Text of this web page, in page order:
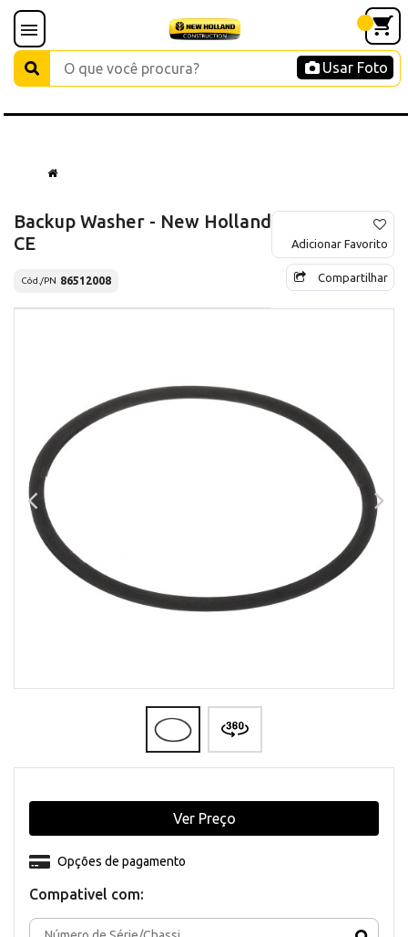
Usar Foto
Backup Washer - New Holland
CE
Cód./PN 86512008
Adicionar Favorito
Compartilhar
Compativel com:
Opções de pagamento
Ver Preço